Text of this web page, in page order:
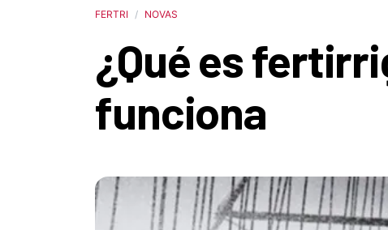
FERTRI NOVAS
¿Qué es
funciona